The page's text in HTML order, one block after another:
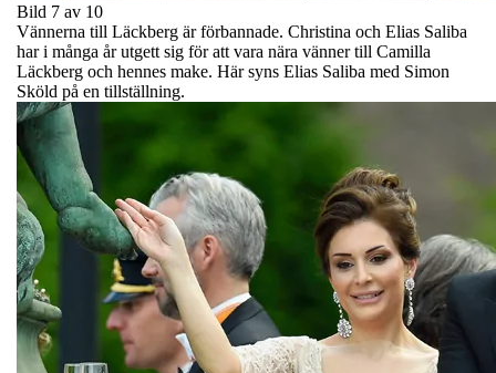
Bild 7 av 10
Vännerna till Läckberg är förbannade. Christina och Elias Saliba
har i många år utgett sig för att vara nära vänner till Camilla
Läckberg och hennes make. Här syns Elias Saliba med Simon
Sköld på en tillställning.